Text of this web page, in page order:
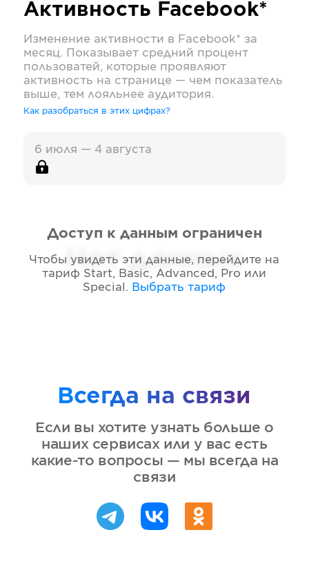
Активность Facebook*
Изменение активности в Facebook* за
месяц. Показывает средний процент
пользоватей, которые проявляют
активность на странице — чем показатель
выше, тем лояльнее аудитория.
Как разобраться в этих цифрах?
6 июля — 4 августа
Нет данных
Доступ к данным ограничен
Чтобы увидеть эти данные, перейдите на
тариф Start, Basic, Advanced, Pro или
Special . Выбрать тариф
Всегда на связи
Если вы хотите узнать больше о
наших сервисах или у вас есть
какие-то вопросы — мы всегда на
связи